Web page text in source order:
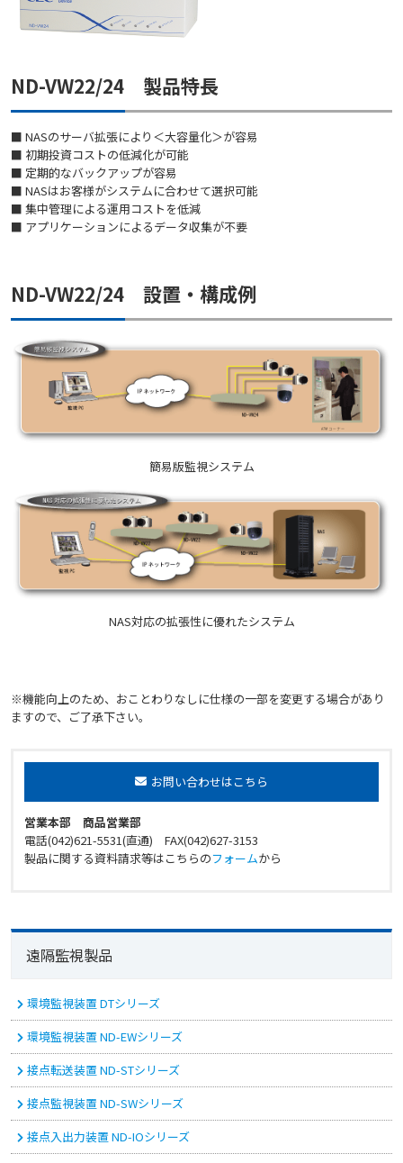
ND-VW22/24 製品特長
■ NASのサーバ拡張により＜大容量化＞が容易
■ 初期投資コストの低減化が可能
■ 定期的なバックアップが容易
■ NASはお客様がシステムに合わせて選択可能
■ 集中管理による運用コストを低減
■ アプリケーションによるデータ収集が不要
ND-VW22/24 設置・構成例
簡易版監視システム
NAS対応の拡張性に優れたシステム
※機能向上のため、おことわりなしに仕様の一部を変更する場合があり
ますので、ご了承下さい。
お問い合わせはこちら
営業本部 商品営業部
電話(042)621-5531(直通) FAX(042)627-3153
製品に関する資料請求等はこちらのフォームから
遠隔監視製品
環境監視装置 DTシリーズ
環境監視装置 ND-EWシリーズ
接点転送装置 ND-STシリーズ
接点監視装置 ND-SWシリーズ
接点入出力装置 ND-IOシリーズ